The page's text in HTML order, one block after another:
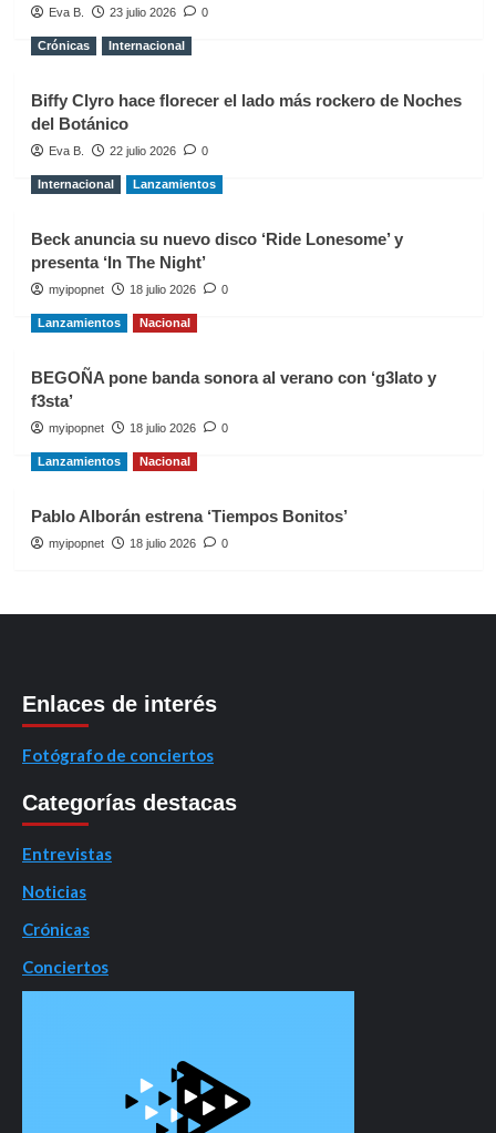
Eva B. 23 julio 2026 0
Crónicas Internacional
Biffy Clyro hace florecer el lado más rockero de Noches
del Botánico
Eva B. 22 julio 2026 0
Internacional Lanzamientos
Beck anuncia su nuevo disco ‘Ride Lonesome’ y
presenta ‘In The Night’
myipopnet 18 julio 2026 0
Lanzamientos Nacional
BEGOÑA pone banda sonora al verano con ‘g3lato y
f3sta’
myipopnet 18 julio 2026 0
Lanzamientos Nacional
Pablo Alborán estrena ‘Tiempos Bonitos’
myipopnet 18 julio 2026 0
Enlaces de interés
Fotógrafo de conciertos
Categorías destacas
Entrevistas
Noticias
Crónicas
Conciertos